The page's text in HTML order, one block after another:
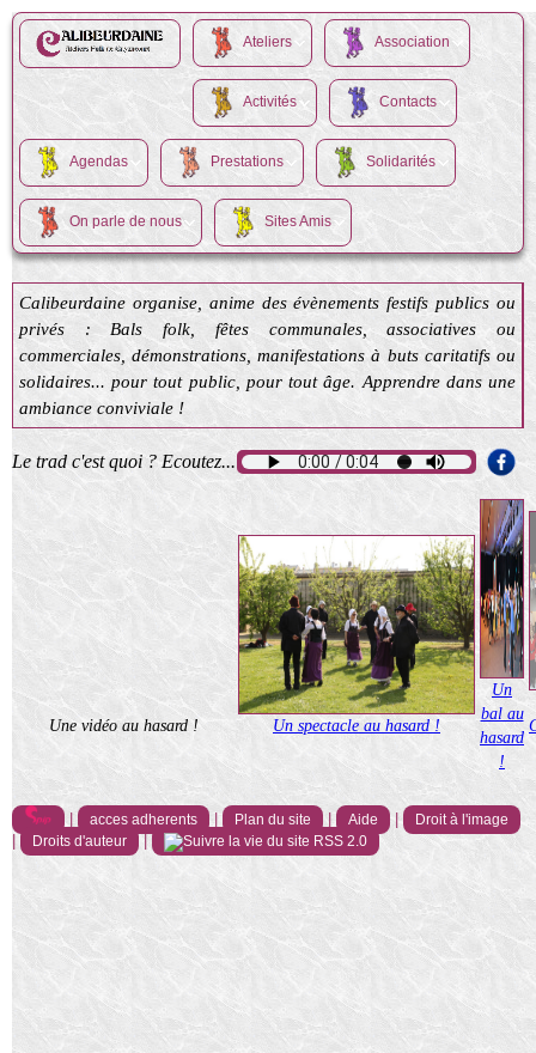
Ateliers Association
Activités Contacts
Agendas Prestations Solidarités
On parle de nous Sites Amis
Calibeurdaine organise, anime des évènements festifs publics ou
privés : Bals folk, fêtes communales, associatives ou
commerciales, démonstrations, manifestations à buts caritatifs ou
solidaires... pour tout public, pour tout âge. Apprendre dans une
ambiance conviviale !
Le trad c'est quoi ? Ecoutez...
Une vidéo au hasard ! Un spectacle au hasard !
Un
bal au
hasard
!
acces adherents Plan du site Aide | Droit à l'image
Droits d'auteur RSS 2.0